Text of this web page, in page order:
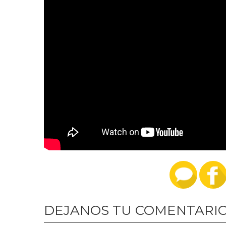
DEJANOS TU